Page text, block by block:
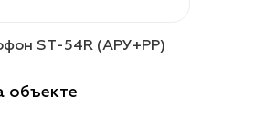
ST-54R (АРУ+РР)
объекте